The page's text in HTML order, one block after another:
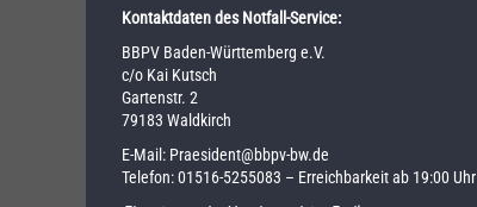
Kontaktdaten des Notfall-Service:
BBPV Baden-Württemberg e.V.
c/o Kai Kutsch
Gartenstr. 2
79183 Waldkirch
E-Mail: Praesident@bbpv-bw.de
Telefon:01516-5255083 – Erreichbarkeit ab 19:00 Uhr